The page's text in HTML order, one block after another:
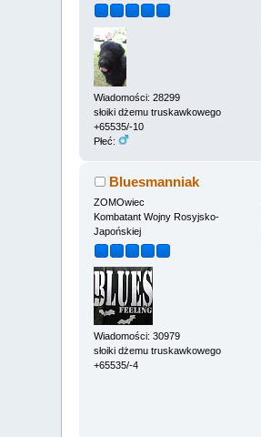
Wiadomości: 28299
słoiki dżemu truskawkowego
+65535/-10
Płeć:
Bluesmanniak
ZOMOwiec
Kombatant Wojny Rosyjsko-
Japońskiej
Wiadomości: 30979
słoiki dżemu truskawkowego
+65535/-4